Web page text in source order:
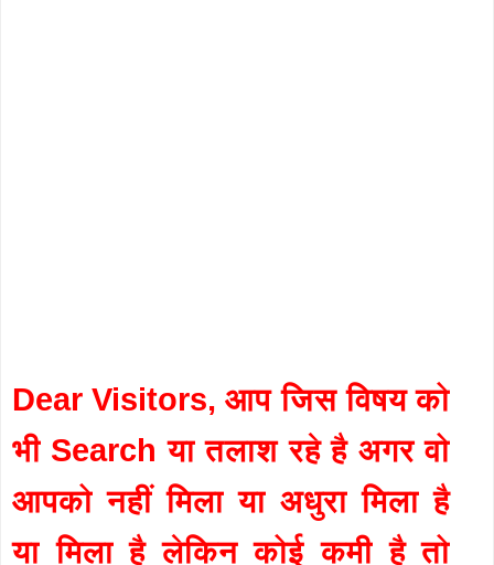
Dear Visitors, आप जिस विषय को
भी Search या तलाश रहे है अगर वो
आपको नहीं मिला या अधुरा मिला है
या मिला है लेकिन कोई कमी है तो